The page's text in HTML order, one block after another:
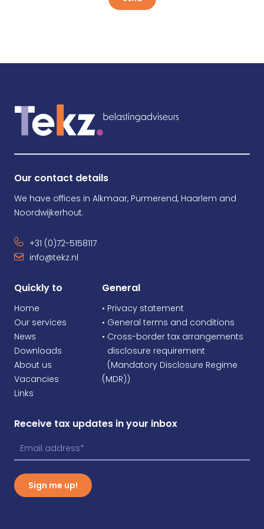
Our contact details
We have offices in Alkmaar, Purmerend, Haarlem and
Noordwijkerhout.
+31 (0)72-5158117
info@tekz.nl
Quickly to
Home
Our services
News
Downloads
About us
Vacancies
Links
General
• Privacy statement
• General terms and conditions
• Cross-border tax arrangements
disclosure requirement
(Mandatory Disclosure Regime
(MDR))
Receive tax updates in your inbox
Sign me up!